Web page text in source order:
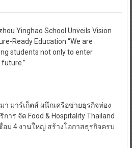
Yinghao School Unveils Vision
Ready Education “We are
students not only to enter
า มาร์เก็ตส์ ผนึกเครือข่ายธุรกิจท่อง
การ จัด Food & Hospitality Thailand
อม 4 งานใหญ่ สร้างโอกาสธุรกิจครบ